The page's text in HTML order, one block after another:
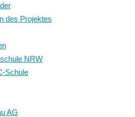
des Projektes
NRW
Schule
AG